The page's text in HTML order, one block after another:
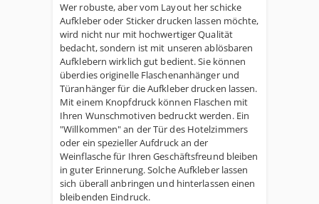
Wer robuste, aber vom Layout her schicke
Aufkleber oder Sticker drucken lassen möchte,
wird nicht nur mit hochwertiger Qualität
bedacht, sondern ist mit unseren ablösbaren
Aufklebern wirklich gut bedient. Sie können
überdies originelle Flaschenanhänger und
Türanhänger für die Aufkleber drucken lassen.
Mit einem Knopfdruck können Flaschen mit
Ihren Wunschmotiven bedruckt werden. Ein
"Willkommen" an der Tür des Hotelzimmers
oder ein spezieller Aufdruck an der
Weinflasche für Ihren Geschäftsfreund bleiben
in guter Erinnerung. Solche Aufkleber lassen
sich überall anbringen und hinterlassen einen
bleibenden Eindruck.